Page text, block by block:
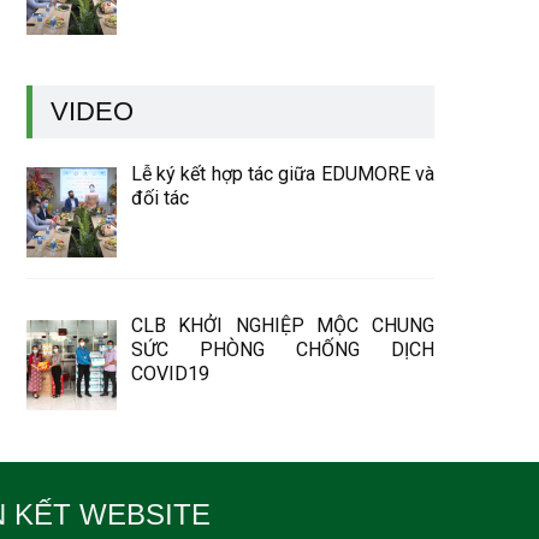
VIDEO
Lễ ký kết hợp tác giữa EDUMORE và
đối tác
CLB KHỞI NGHIỆP MỘC CHUNG
SỨC PHÒNG CHỐNG DỊCH
COVID19
KẾT WEBSITE